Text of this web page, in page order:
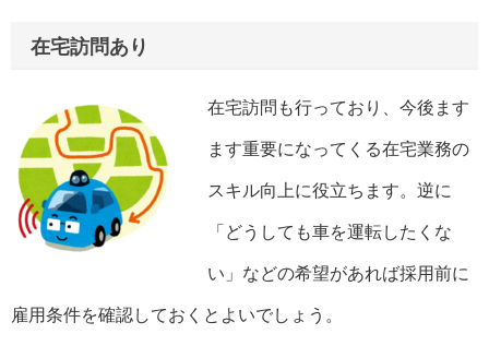
在宅訪問あり
在宅訪問も行っており、今後ます
ます重要になってくる在宅業務の
スキル向上に役立ちます。逆に
「どうしても車を運転したくな
い」などの希望があれば採用前に
雇用条件を確認しておくとよいでしょう。